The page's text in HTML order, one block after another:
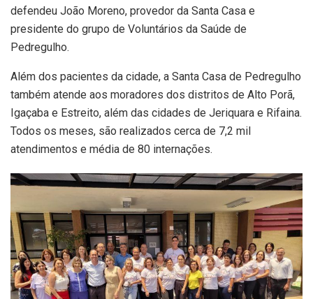
defendeu João Moreno, provedor da Santa Casa e
presidente do grupo de Voluntários da Saúde de
Pedregulho.
Além dos pacientes da cidade, a Santa Casa de Pedregulho
também atende aos moradores dos distritos de Alto Porã,
Igaçaba e Estreito, além das cidades de Jeriquara e Rifaina.
Todos os meses, são realizados cerca de 7,2 mil
atendimentos e média de 80 internações.